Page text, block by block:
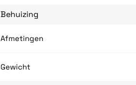
Behuizing
Afmetingen
Gewicht